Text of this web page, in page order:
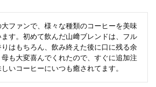
大ファンで、様々な種類のコーヒーを美味
ます。初めて飲んだ山﨑ブレンドは、フル
はもちろん、飲み終えた後に口に残る余
も大変喜んでくれたので、すぐに追加注
いコーヒーにいつも癒されてます。